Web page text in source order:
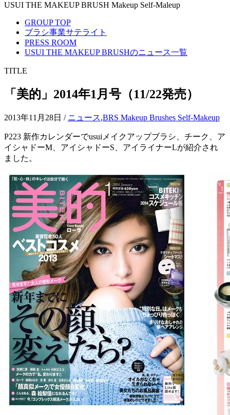
USUI THE MAKEUP BRUSH Makeup Self-Maleup
GROUP TOP
ブラシ事業サテライト
PRESS ROOM
USUI THE MAKEUP BRUSHのニュース一覧
TITLE
「美的」2014年1月号（11/22発売）
2013年11月28日 / ニュース,BRS Makeup Brushes Self-Makeup
P223 新作カレンダーでusuiメイクアップブラシ、チーク、ア
イシャドーM、アイシャドーS、アイライナーLが紹介され
ました。